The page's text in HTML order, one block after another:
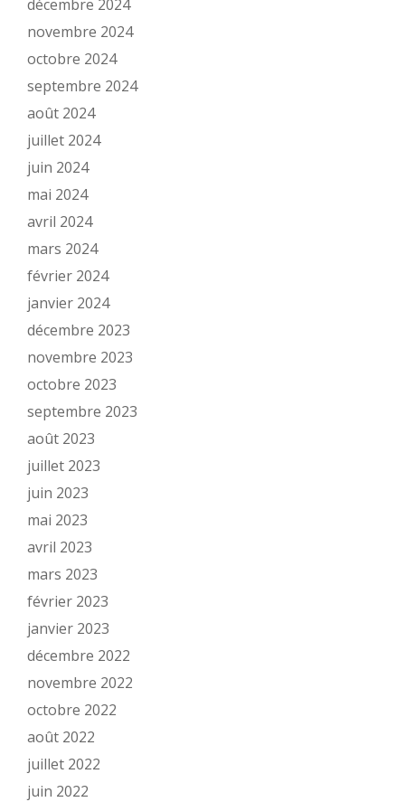
décembre 2024
novembre 2024
octobre 2024
septembre 2024
août 2024
juillet 2024
juin 2024
mai 2024
avril 2024
mars 2024
février 2024
janvier 2024
décembre 2023
novembre 2023
octobre 2023
septembre 2023
août 2023
juillet 2023
juin 2023
mai 2023
avril 2023
mars 2023
février 2023
janvier 2023
décembre 2022
novembre 2022
octobre 2022
août 2022
juillet 2022
juin 2022